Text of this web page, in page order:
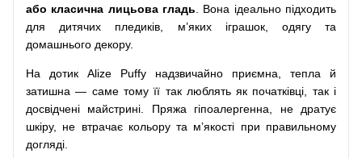
або класична лицьова гладь . Вона ідеально підходить
для дитячих пледиків, м’яких іграшок, одягу та
домашнього декору.
На дотик Alize Puffy надзвичайно приємна, тепла й
затишна — саме тому її так люблять як початківці, так і
досвідчені майстрині. Пряжа гіпоалергенна, не дратує
шкіру, не втрачає кольору та м’якості при правильному
догляді.